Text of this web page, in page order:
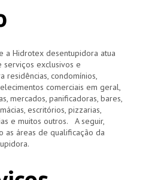
a Hidrotex desentupidora atua
serviços exclusivos e
residências, condomínios,
comerciais em geral,
mercados, panificadoras, bares,
escritórios, pizzarias,
e muitos outros. A seguir,
as áreas de qualificação da